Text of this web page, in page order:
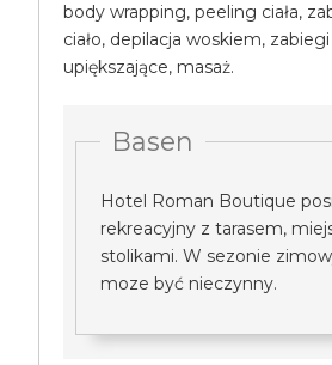
body wrapping, peeling ciała,
ciało, depilacja woskiem,
upiększające, masaż.
Basen
Hotel Roman Boutique
rekreacyjny z tarasem,
stolikami. W sezonie
moze być nieczynny.